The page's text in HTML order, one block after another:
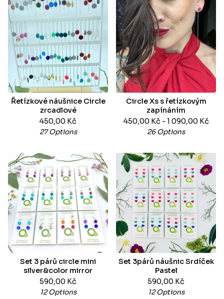
Řetízkové náušnice Circle
zrcadlové
450,00 Kč
27 Options
Circle Xs s řetízkovým
zapínáním
450,00 Kč - 1 090,00 Kč
26 Options
Set 3 párů circle mini
silver&color mirror
590,00 Kč
12 Options
Set 3párů náušnic Srdíček
Pastel
590,00 Kč
12 Options